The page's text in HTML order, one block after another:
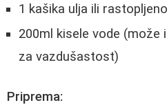
1 kašika ulja ili
200ml kisele vode (može
za vazdušastost)
Priprema: